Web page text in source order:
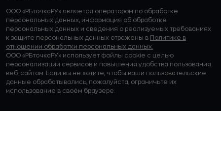
ООО «РБточкаРУ» является оператором по обработке
персональных данных, информация об обработке
персональных данных и сведения о реализуемых требованиях
к защите персональных данных отражены в Политике в
отношении обработки персональных данных.
ООО «РБточкаРУ» использует файлы cookie с целью
персонализации сервисов и повышения удобства пользования
веб-сайтом. Если вы не хотите, чтобы ваши пользовательские
данные обрабатывались, пожалуйста, ограничьте их
использование в своём браузере.